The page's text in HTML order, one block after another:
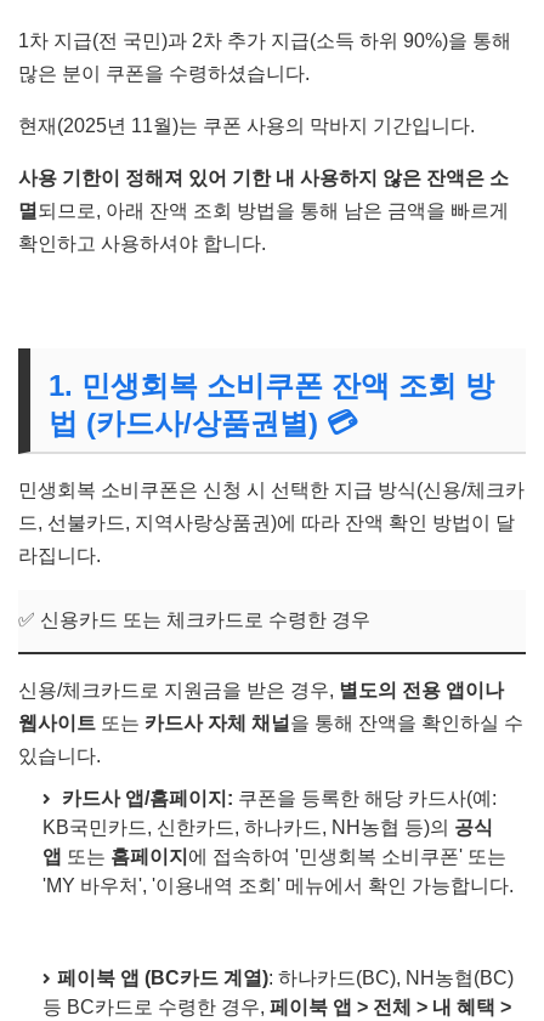
1차 지급(전 국민)과 2차 추가 지급(소득 하위 90%)을 통해
많은 분이 쿠폰을 수령하셨습니다.
현재(2025년 11월)는 쿠폰 사용의 막바지 기간입니다.
사용 기한이 정해져 있어 기한 내 사용하지 않은 잔액은 소
멸 되므로, 아래 잔액 조회 방법을 통해 남은 금액을 빠르게
확인하고 사용하셔야 합니다.
1. 민생회복 소비쿠폰 잔액 조회 방
법 (카드사/상품권별) 💳
민생회복 소비쿠폰은 신청 시 선택한 지급 방식(신용/체크카
드, 선불카드, 지역사랑상품권)에 따라 잔액 확인 방법이 달
라집니다.
✅ 신용카드 또는 체크카드로 수령한 경우
신용/체크카드로 지원금을 받은 경우, 별도의 전용 앱이나
웹사이트 또는 카드사 자체 채널 을 통해 잔액을 확인하실 수
있습니다.
카드사 앱/홈페이지: 쿠폰을 등록한 해당 카드사(예:
KB국민카드, 신한카드, 하나카드, NH농협 등)의 공식
앱 또는 홈페이지 에 접속하여 '민생회복 소비쿠폰' 또는
'MY 바우처', '이용내역 조회' 메뉴에서 확인 가능합니다.
페이북 앱 (BC카드 계열): 하나카드(BC), NH농협(BC)
등 BC카드로 수령한 경우, 페이북 앱 > 전체 > 내 혜택 >